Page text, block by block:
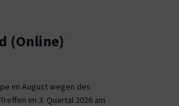
(Online)
im August wegen des
im 3. Quartal 2026 am